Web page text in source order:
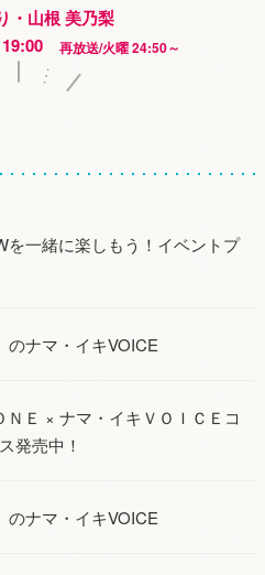
・山根 美乃梨
再放送/火曜 24:50～
を一緒に楽しもう！イベントプ
のナマ・イキVOICE
ＮＥ × ナマ・イキＶＯＩＣＥコ
発売中！
のナマ・イキVOICE